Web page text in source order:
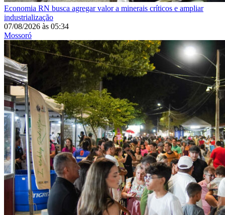
Economia RN busca agregar valor a minerais críticos e ampliar
industrialização
07/08/2026 às 05:34
Mossoró